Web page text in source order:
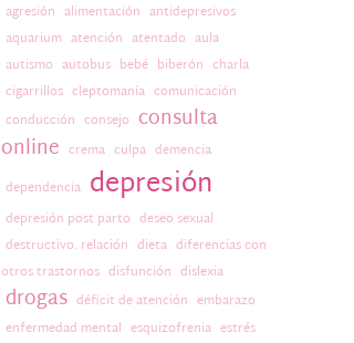
agresión alimentación antidepresivos
aquarium atención atentado aula
autismo autobus bebé biberón charla
cigarrillos cleptomanía comunicación
conducción consejo consulta
online crema culpa demencia
dependencia depresión
depresión post parto deseo sexual
destructivo. relación dieta diferencias con
otros trastornos disfunción dislexia
drogas déficit de atención embarazo
enfermedad mental esquizofrenia estrés